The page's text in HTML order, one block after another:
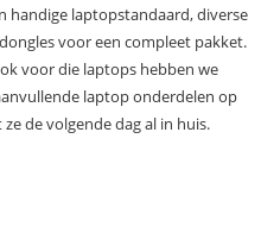
handige laptopstandaard, diverse
voor een compleet pakket.
voor die laptops hebben we
laptop onderdelen op
de volgende dag al in huis.